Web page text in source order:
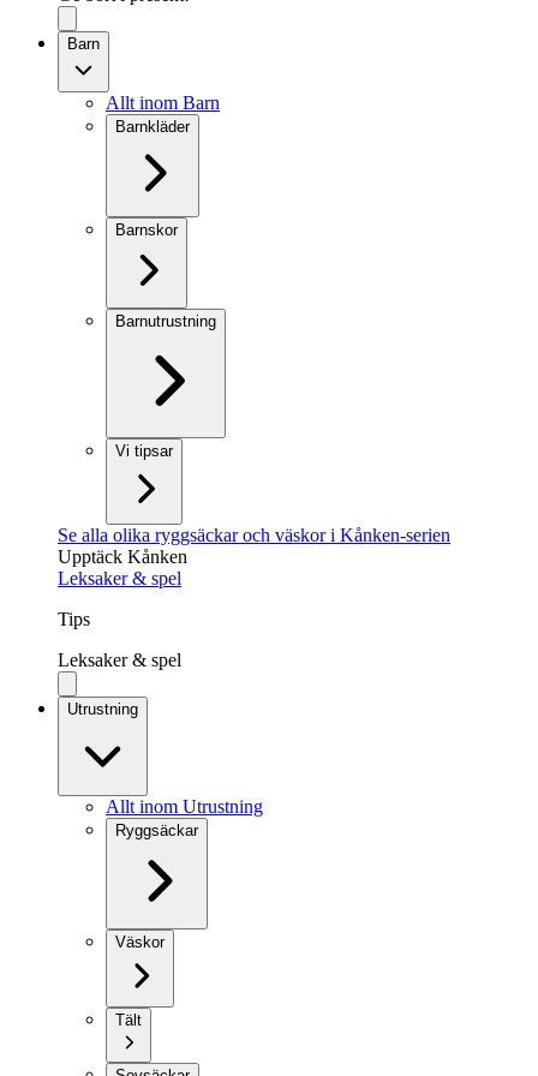
Barn
Allt inom Barn
Barnkläder
Barnskor
Barnutrustning
Vi tipsar
Se alla olika ryggsäckar och väskor i Kånken-serien
Upptäck Kånken
Leksaker & spel
Tips
Leksaker & spel
Utrustning
Allt inom Utrustning
Ryggsäckar
Väskor
Tält